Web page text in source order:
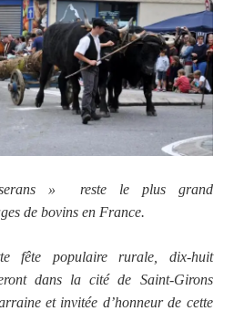
» reste le plus grand
de bovins en France.
fête populaire rurale, dix-huit
dans la cité de Saint-Girons
et invitée d’honneur de cette